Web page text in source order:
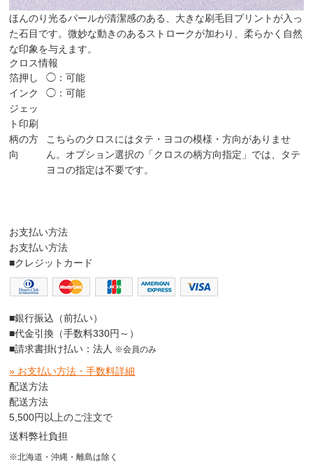
ほんのり光るパールが清潔感のある、大きな刷毛目プリントが入っ
た石目です。微妙な動きのあるストロークが加わり、柔らかく自然
な印象を与えます。
クロス情報
箔押し
◯：可能
インク
ジェッ
ト印刷
◯：可能
柄の方
向
こちらのクロスにはタテ・ヨコの模様・方向がありませ
ん。オプション選択の「クロスの柄方向指定」では、タテ
ヨコの指定は不要です。
お支払い方法
お支払い方法
■クレジットカード
■銀行振込（前払い）
■代金引換（手数料330円～）
■請求書掛け払い：法人 ※会員のみ
» お支払い方法・手数料詳細
配送方法
配送方法
5,500円以上のご注文で
送料弊社負担
※北海道・沖縄・離島は除く